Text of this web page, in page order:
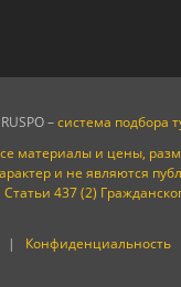
–система подбора
материалы и цены,
и не являются
437 (2)
| Конфиденциальность